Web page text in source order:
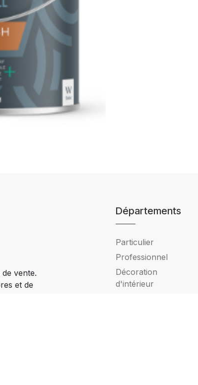
vente.
et de
Namur, en
Départements
Particulier
Professionnel
Décoration
d'intérieur